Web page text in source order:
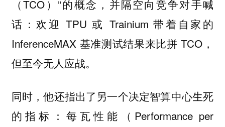
（TCO）”的概念，并隔空向竞争对手喊
话：欢迎 TPU 或 Trainium 带着自家的
InferenceMAX 基准测试结果来比拼 TCO，
但至今无人应战。
同时，他还指出了另一个决定智算中心生死
的指标：每瓦性能（Performance per